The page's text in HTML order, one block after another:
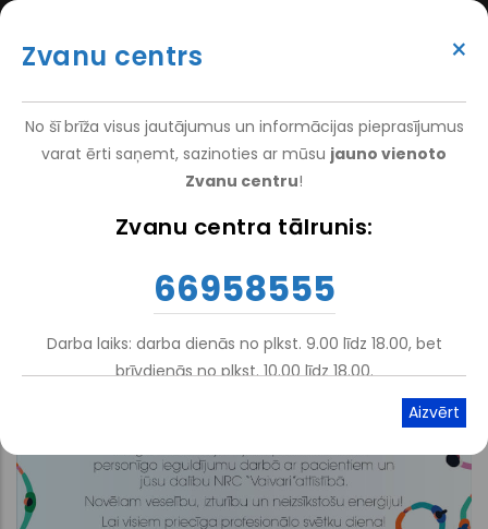
Pārlekt
galveno
MENU
VAKANCES
DARBINIEKIEM
Atpakaļceļš
×
Zvanu centrs
No šī brīža visus jautājumus un informācijas pieprasījumus
varat ērti saņemt, sazinoties ar mūsu jauno vienoto
Zvanu centru!
Zvanu centra tālrunis:
66958555
Darba laiks: darba dienās no plkst. 9.00 līdz 18.00, bet
brīvdienās no plkst. 10.00 līdz 18.00.